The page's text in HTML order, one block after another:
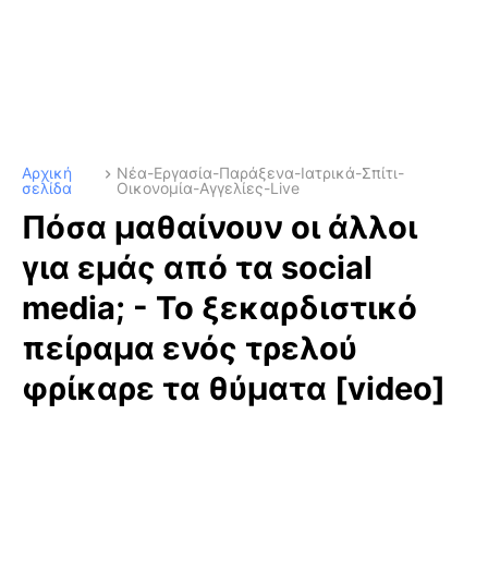
Αρχική
σελίδα
Νέα-Εργασία-Παράξενα-Ιατρικά-Σπίτι-
Οικονομία-Αγγελίες-Live
Πόσα μαθαίνουν οι άλλοι
για εμάς από τα social
media; - To ξεκαρδιστικό
πείραμα ενός τρελού
φρίκαρε τα θύματα [video]